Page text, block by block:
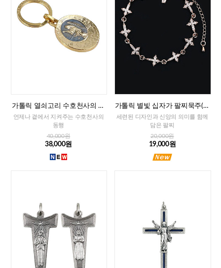
가톨릭 열쇠고리 수호천사의 축
복(프랑스)
언제나 곁에서 지켜주는 수호천사의
동행
40,000원
38,000원
가톨릭 별빛 십자가 팔찌묵주(로
즈골드)
세련된 디자인과 신앙의 의미를 함께
담은 팔찌
20,000원
19,000원